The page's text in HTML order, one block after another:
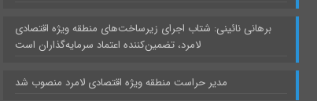
برهانی نائینی: شتاب اجرای زیرساخت‌های منطقه ویژه اقتصادی
لامرد، تضمین‌کننده اعتماد سرمایه‌گذاران است
مدیر حراست منطقه ویژه اقتصادی لامرد منصوب شد